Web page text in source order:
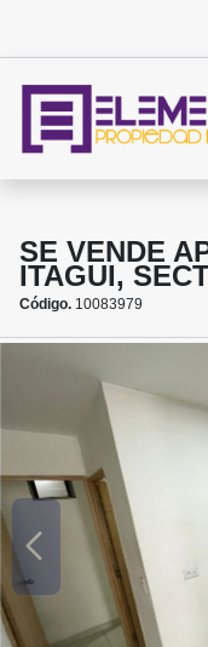
SE VENDE
ITAGUI,
Código. 10083979